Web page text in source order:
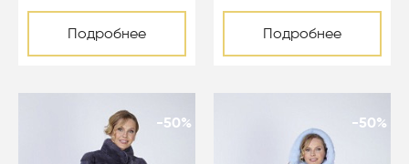
Подробнее Подробнее
-50% -50%